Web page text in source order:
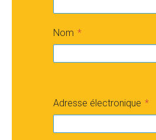
Nom
Adresse électronique